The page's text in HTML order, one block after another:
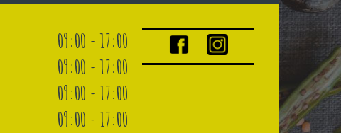
09:00 - 17:00
09:00 - 17:00
09:00 - 17:00
09:00 - 17:00